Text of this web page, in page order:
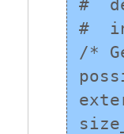
#
#
/*